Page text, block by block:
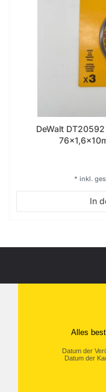
DeWalt
In
* inkl.
Alles
Datum der
Datum der